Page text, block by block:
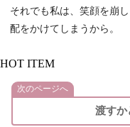
それでも私は、笑顔を崩
配をかけてしまうから。
HOT ITEM
次のページへ
渡すか